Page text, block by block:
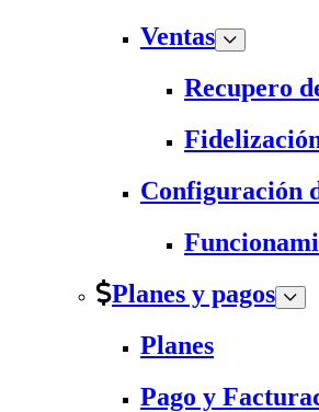
Ventas
Recupero
Configuración
Planes y pagos
Planes
Pago y